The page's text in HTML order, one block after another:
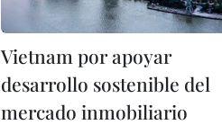
Vietnam por apoyar
desarrollo sostenible del
mercado inmobiliario